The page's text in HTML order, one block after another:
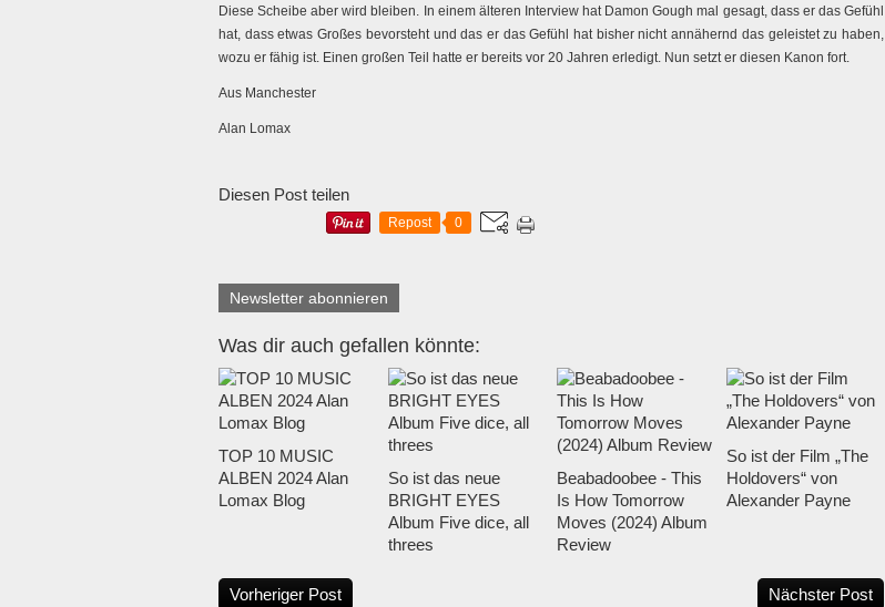
Diese Scheibe aber wird bleiben. In einem älteren Interview hat Damon Gough mal gesagt, dass er das Gefühl
hat, dass etwas Großes bevorsteht und das er das Gefühl hat bisher nicht annähernd das geleistet zu haben,
wozu er fähig ist. Einen großen Teil hatte er bereits vor 20 Jahren erledigt. Nun setzt er diesen Kanon fort.
Aus Manchester
Alan Lomax
Diesen Post teilen
Repost 0
Newsletter abonnieren
Was dir auch gefallen könnte:
TOP 10 MUSIC
ALBEN 2024 Alan
Lomax Blog
So ist das neue
BRIGHT EYES
Album Five dice, all
threes
Beabadoobee - This
Is How Tomorrow
Moves (2024) Album
Review
So ist der Film „The
Holdovers“ von
Alexander Payne
Vorheriger Post Nächster Post